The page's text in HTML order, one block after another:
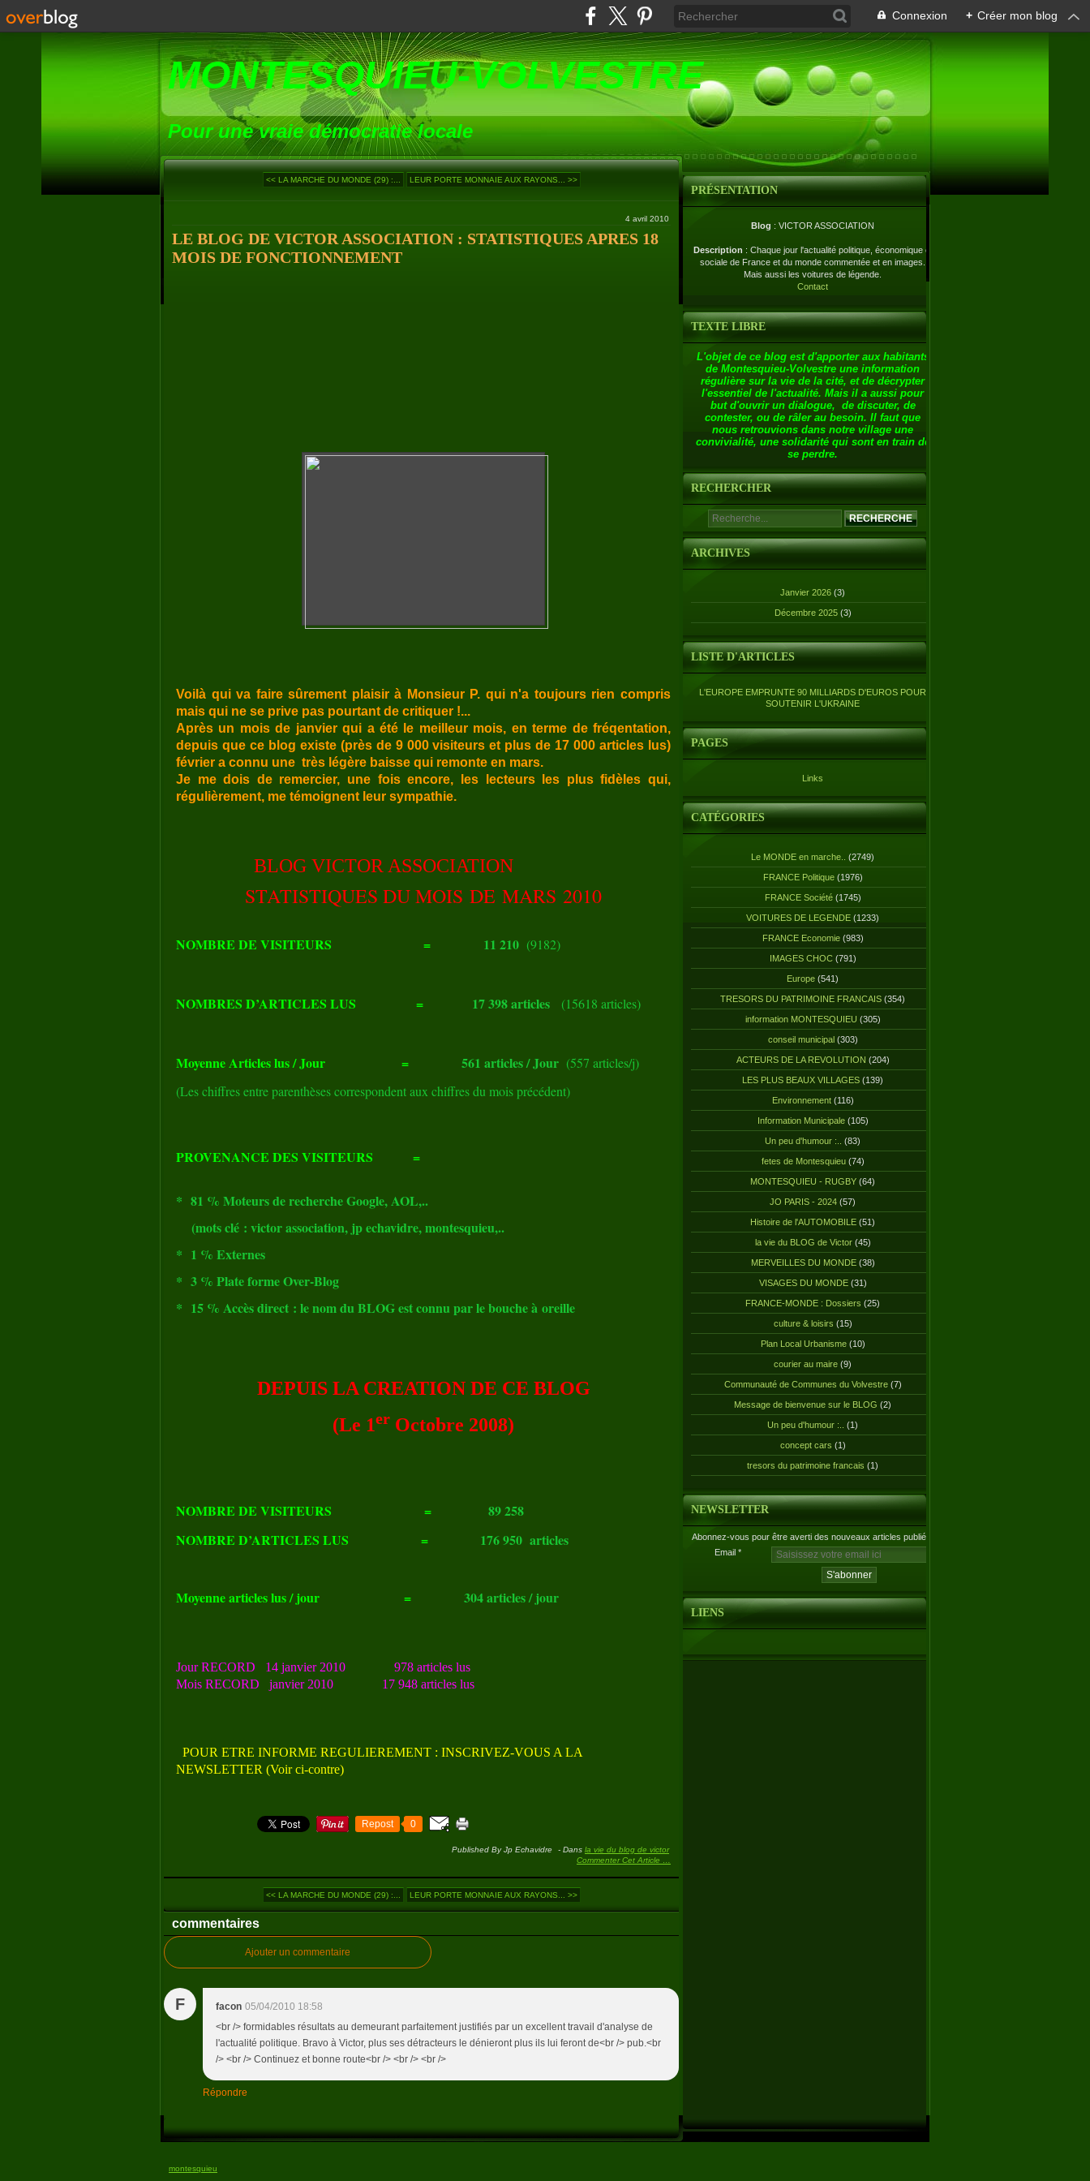
Connexion + Créer mon blog
MONTESQUIEU-VOLVESTRE
Pour une vraie démocratie locale
<< LA MARCHE DU MONDE (29) :... LEUR PORTE MONNAIE AUX RAYONS... >>
4 avril 2010
LE BLOG DE VICTOR ASSOCIATION : STATISTIQUES APRES 18
MOIS DE FONCTIONNEMENT
Voilà qui va faire sûrement plaisir à Monsieur P. qui n'a toujours rien compris
mais qui ne se prive pas pourtant de critiquer !...
Après un mois de janvier qui a été le meilleur mois, en terme de fréqentation,
depuis que ce blog existe (près de 9 000 visiteurs et plus de 17 000 articles lus)
février a connu une très légère baisse qui remonte en mars.
Je me dois de remercier, une fois encore, les lecteurs les plus fidèles qui,
régulièrement, me témoignent leur sympathie.
BLOG VICTOR ASSOCIATION
STATISTIQUES DU MOIS DE MARS 2010
NOMBRE DE VISITEURS = 11 210 (9182)
NOMBRES D’ARTICLES LUS = 17 398 articles (15618 articles)
Moyenne Articles lus / Jour = 561 articles / Jour (557 articles/j)
(Les chiffres entre parenthèses correspondent aux chiffres du mois précédent)
PROVENANCE DES VISITEURS =
* 81 % Moteurs de recherche Google, AOL,..
(mots clé : victor association, jp echavidre, montesquieu,..
* 1 % Externes
* 3 % Plate forme Over-Blog
* 15 % Accès direct : le nom du BLOG est connu par le bouche à oreille
DEPUIS LA CREATION DE CE BLOG
(Le 1er Octobre 2008)
NOMBRE DE VISITEURS = 89 258
NOMBRE D’ARTICLES LUS
= 176 950 articles
Moyenne articles lus / jour = 304articles / jour
Jour RECORD 14 janvier 2010 978 articles lus
Mois RECORD janvier 2010 17 948 articles lus
POUR ETRE INFORME REGULIEREMENT : INSCRIVEZ-VOUS A LA
NEWSLETTER (Voir ci-contre)
Repost 0
Published By Jp Echavidre - Dans la vie du blog de victor
Commenter Cet Article
<< LA MARCHE DU MONDE (29) :... LEUR PORTE MONNAIE AUX RAYONS... >>
commentaires
Ajouter un commentaire
F facon 05/04/2010 18:58
<br /> formidables résultats au demeurant parfaitement justifiés par un excellent travail d'analyse de
l'actualité politique. Bravo à Victor, plus ses détracteurs le dénieront plus ils lui feront de<br /> pub.<br
/> <br /> Continuez et bonne route<br /> <br /> <br />
Répondre
PRÉSENTATION
Blog : VICTOR ASSOCIATION
Description : Chaque jour l'actualité politique, économique et
sociale de France et du monde commentée et en images.
Mais aussi les voitures de légende.
Contact
TEXTE LIBRE
L'objet de ce blog est d'apporter aux habitants
de Montesquieu-Volvestre une information
régulière sur la vie de la cité, et de décrypter
l'essentiel de l'actualité. Mais il a aussi pour
but d'ouvrir un dialogue, de discuter, de
contester, ou de râler au besoin. Il faut que
nous retrouvions dans notre village une
convivialité, une solidarité qui sont en train de
se perdre.
RECHERCHER
ARCHIVES
Janvier 2026 (3)
Décembre 2025 (3)
LISTE D'ARTICLES
L'EUROPE EMPRUNTE 90 MILLIARDS D'EUROS POUR
SOUTENIR L'UKRAINE
PAGES
Links
CATÉGORIES
Le MONDE en marche.. (2749)
FRANCE Politique(1976)
FRANCE Société(1745)
VOITURES DE LEGENDE (1233)
FRANCE Economie(983)
IMAGES CHOC(791)
Europe (541)
TRESORS DU PATRIMOINE FRANCAIS (354)
information MONTESQUIEU (305)
conseil municipal(303)
ACTEURS DE LA REVOLUTION (204)
LES PLUS BEAUX VILLAGES (139)
Environnement(116)
Information Municipale(105)
Un peu d'humour :.. (83)
fetes de Montesquieu(74)
MONTESQUIEU - RUGBY (64)
JO PARIS - 2024 (57)
Histoire de l'AUTOMOBILE (51)
la vie du BLOG de Victor(45)
MERVEILLES DU MONDE(38)
VISAGES DU MONDE(31)
FRANCE-MONDE : Dossiers (25)
culture & loisirs (15)
Plan Local Urbanisme(10)
courier au maire (9)
Communauté de Communes du Volvestre(7)
Message de bienvenue sur le BLOG (2)
Un peu d'humour :.. (1)
concept cars (1)
tresors du patrimoine francais (1)
NEWSLETTER
Abonnez-vous pour être averti des nouveaux articles publiés.
Email
LIENS
montesquieu